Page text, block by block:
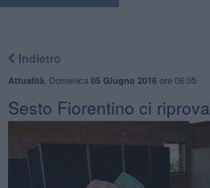
Indietro
Attualità Domenica 05 Giugno 2016ore 06:05
Sesto Fiorentino ci riprova